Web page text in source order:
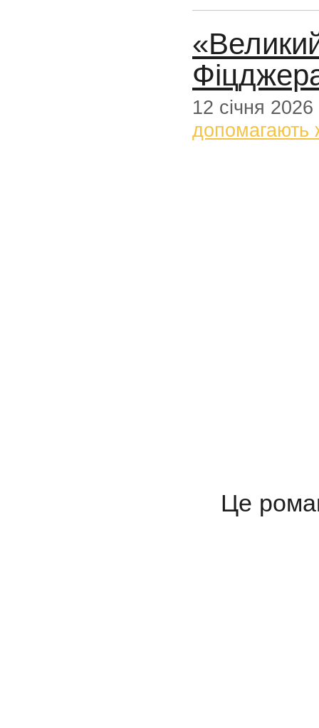
12 січня 2026
допомагають
Це